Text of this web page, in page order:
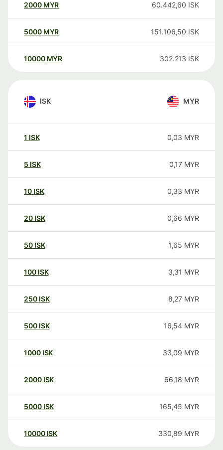
2000 MYR 60.442,60 ISK
5000 MYR 151.106,50 ISK
10000 MYR 302.213 ISK
ISK MYR
1 ISK 0,03 MYR
5 ISK 0,17 MYR
10 ISK 0,33 MYR
20 ISK 0,66 MYR
50 ISK 1,65 MYR
100 ISK 3,31 MYR
250 ISK 8,27 MYR
500 ISK 16,54 MYR
1000 ISK 33,09 MYR
2000 ISK 66,18 MYR
5000 ISK 165,45 MYR
10000 ISK 330,89 MYR